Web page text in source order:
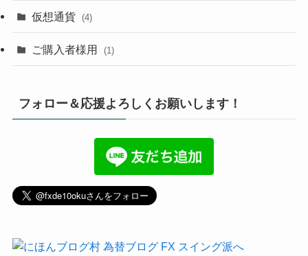
仮想通貨 (4)
ご購入者様用 (1)
フォロー＆応援よろしくお願いします！